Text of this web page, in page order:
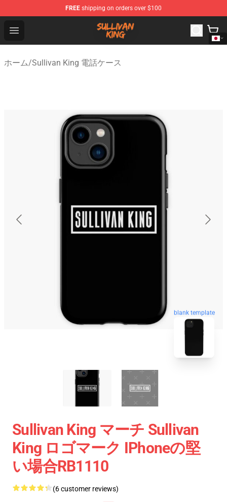
FREE shipping on orders over $100
Open menu
Sullivan King Shop - Official Sullivan King Merchandise
ホーム/Sullivan King 電話ケース
blank template
Sullivan King マーチ Sullivan
King ロゴマーク IPhoneの堅
い場合RB1110
(6 customer reviews)